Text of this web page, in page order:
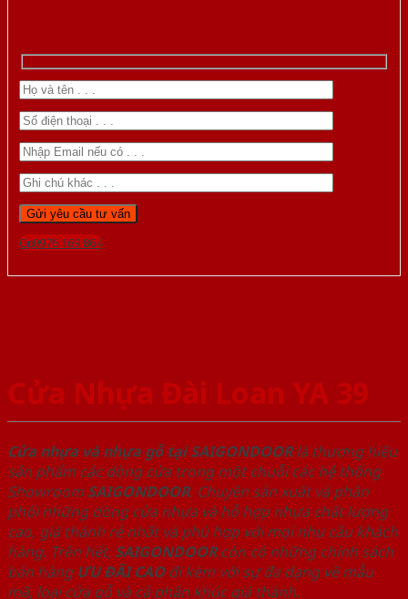
Gọi 0976.169.864
Cửa Nhựa Đài Loan YA 39
Cửa nhựa và nhựa gỗ tại SAIGONDOORlà thương hiệu
sản phẩm các dòng cửa trong một chuỗi các hệ thống
Showroom SAIGONDOOR. Chuyên sản xuất và phân
phối những dòng cửa nhựa và hỗ hợp nhựa chất lượng
cao, giá thành rẻ nhất và phù hợp với mọi nhu cầu khách
hàng. Trên hết, SAIGONDOORcòn có những chính sách
bán hàng ƯU ĐÃI CAOđi kèm với sự đa dạng về mẫu
mã, loại cửa gỗ và cả phân khúc giá thành.